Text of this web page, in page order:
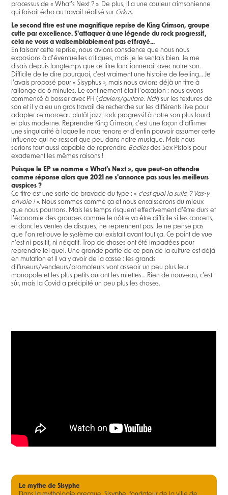
processus de « What’s Next ? ». De plus, il a une couleur crimsonienne
qui faisait écho au travail réalisé sur Cirkus.
Le second titre est une magnifique reprise de King Crimson, groupe
culte par excellence. S'attaquer à une légende du rock progressif,
cela ne vous a vraisemblablement pas effrayé...
En faisant cette reprise, nous avions conscience que nous nous
exposions à d’éventuelles critiques, mais je le sentais bien. Je me
disais depuis longtemps que ce titre fonctionnerait avec notre son.
Difficile de te dire pourquoi, c’est vraiment une histoire de feeling… Je
l’avais proposé pour « Sisyphus », mais nous avions déjà un titre à
rallonge de 6 minutes. Le confinement était l’occasion : nous avons
commencé à bosser avec PH (claviers/guitare. Ndr) sur les textures de
son et il y a eu un gros travail de recherche sur les différents live pour
adapter ce morceau plutôt jazz-rock progressif à notre son plus lourd
et plus moderne. Reprendre King Crimson, c’est une façon d’affirmer
une singularité à laquelle nous tenons et d’enfin pouvoir assumer cette
influence qui ne ressort que peu dans notre musique. Mais nous
serions tout aussi capable de reprendre Bodiesdes Sex Pistols pour
exactement les mêmes raisons !
Puisque le EP se nomme « What's Next », que peut-on attendre
comme réponse alors que 2021 ne s'annonce pas sous les meilleurs
auspices ?
Ce titre est une sorte de bravade du type : « c’est quoi la suite ? Vas-y
envoie !». Nous sommes comme ça et nous encaisserons du mieux
que nous pourrons. Mais les temps risquent effectivement d’être durs et
l’économie des groupes comme le nôtre va être difficile si les concerts,
et donc les ventes de disques, ne reprennent pas. Je ne pense pas
que l’on retrouve le système qui existait avant tout ça. Ce point de vue
n’est ni positif, ni négatif. Trop de choses ont été impactées pour
reprendre tel quel. Une grande partie de ce pan de la culture est déjà
en mutation et il va y avoir de la casse : les grands
diffuseurs/vendeurs/promoteurs vont asseoir un peu plus leur
monopole et les plus petits auront les miettes… Rien de nouveau, c’est
sûr, mais la Covid a précipité un peu plus les choses.
Le mythe de Sisyphe